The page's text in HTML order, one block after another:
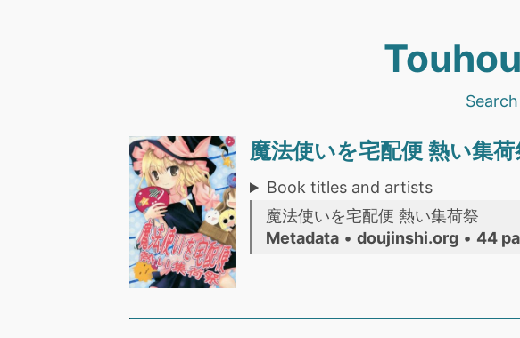
Search
魔法使いを宅配便 熱い集荷
Book titles and artists
魔法使いを宅配便 熱い集荷祭
Metadata • doujinshi.org • 44